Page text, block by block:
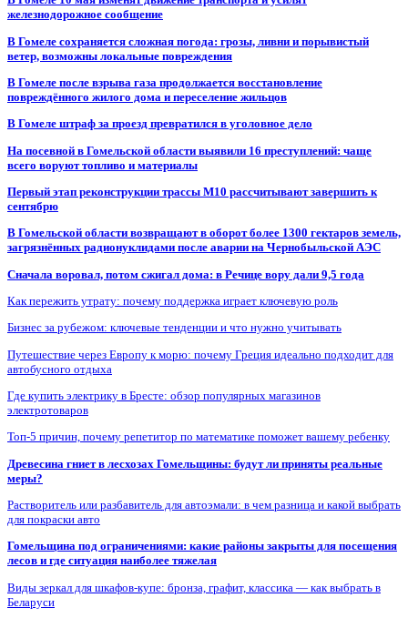
железнодорожное сообщение
В Гомеле сохраняется сложная погода: грозы, ливни и порывистый
ветер, возможны локальные повреждения
В Гомеле после взрыва газа продолжается восстановление
повреждённого жилого дома и переселение жильцов
В Гомеле штраф за проезд превратился в уголовное дело
На посевной в Гомельской области выявили 16 преступлений: чаще
всего воруют топливо и материалы
Первый этап реконструкции трассы М10 рассчитывают завершить к
сентябрю
В Гомельской области возвращают в оборот более 1300 гектаров земель,
загрязнённых радионуклидами после аварии на Чернобыльской АЭС
Сначала воровал, потом сжигал дома: в Речице вору дали 9,5 года
Как пережить утрату: почему поддержка играет ключевую роль
Бизнес за рубежом: ключевые тенденции и что нужно учитывать
Путешествие через Европу к морю: почему Греция идеально подходит для
автобусного отдыха
Где купить электрику в Бресте: обзор популярных магазинов
электротоваров
Топ-5 причин, почему репетитор по математике поможет вашему ребенку
Древесина гниет в лесхозах Гомельщины: будут ли приняты реальные
меры?
Растворитель или разбавитель для автоэмали: в чем разница и какой выбрать
для покраски авто
Гомельщина под ограничениями: какие районы закрыты для посещения
лесов и где ситуация наиболее тяжелая
Виды зеркал для шкафов-купе: бронза, графит, классика — как выбрать в
Беларуси